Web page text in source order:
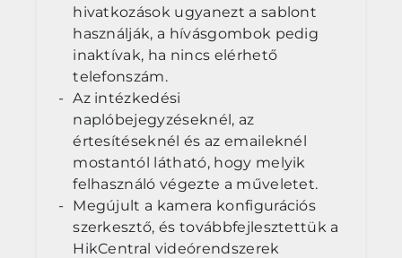
hivatkozások ugyanezt a sablont
használják, a hívásgombok pedig
inaktívak, ha nincs elérhető
telefonszám.
Az intézkedési
naplóbejegyzéseknél, az
értesítéseknél és az emaileknél
mostantól látható, hogy melyik
felhasználó végezte a műveletet.
Megújult a kamera konfigurációs
szerkesztő, és továbbfejlesztettük a
HikCentral videórendszerek